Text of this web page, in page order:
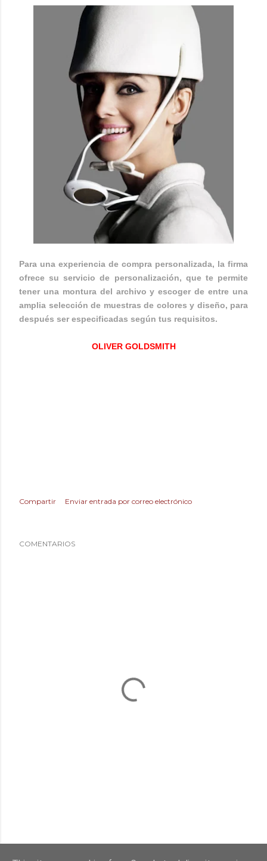
Para una experiencia de compra personalizada, la firma
ofrece su servicio de personalización, que te permite
tener una montura del archivo y escoger de entre una
amplia selección de muestras de colores y diseño, para
después ser especificadas según tus requisitos.
OLIVER GOLDSMITH
Compartir Enviar entrada por correo electrónico
COMENTARIOS